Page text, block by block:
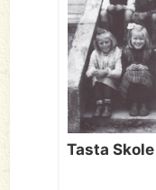
Tasta